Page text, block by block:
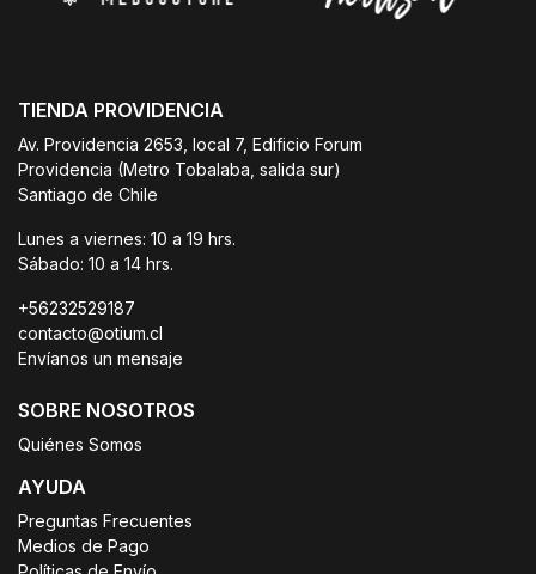
TIENDA PROVIDENCIA
Av. Providencia 2653, local 7, Edificio Forum
Providencia (Metro Tobalaba, salida sur)
Santiago de Chile
Lunes a viernes: 10 a 19 hrs.
Sábado: 10 a 14 hrs.
+56232529187
contacto@otium.cl
Envíanos un mensaje
SOBRE NOSOTROS
Quiénes Somos
AYUDA
Preguntas Frecuentes
Medios de Pago